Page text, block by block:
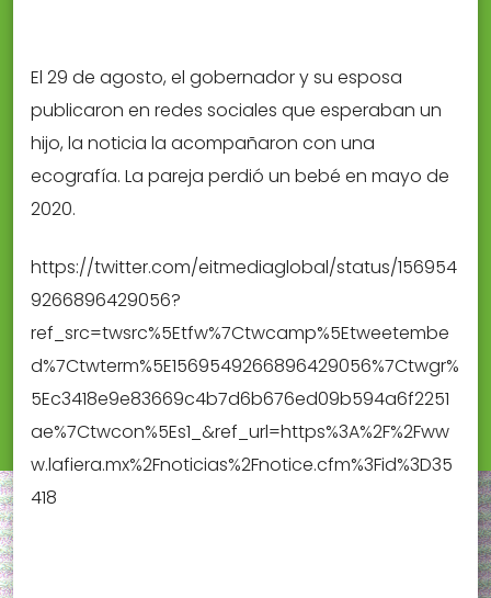
El 29 de agosto, el gobernador y su esposa
publicaron en redes sociales que esperaban un
hijo, la noticia la acompañaron con una
ecografía. La pareja perdió un bebé en mayo de
2020.
https://twitter.com/eitmediaglobal/status/156954
9266896429056?
ref_src=twsrc%5Etfw%7Ctwcamp%5Etweetembe
d%7Ctwterm%5E1569549266896429056%7Ctwgr%
5Ec3418e9e83669c4b7d6b676ed09b594a6f2251
ae%7Ctwcon%5Es1_&ref_url=https%3A%2F%2Fww
w.lafiera.mx%2Fnoticias%2Fnotice.cfm%3Fid%3D35
418